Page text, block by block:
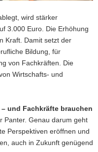
wird stärker
3.000 Euro. Die Erhöhung
Kraft. Damit setzt der
Bildung, für
von Fachkräften. Die
Wirtschafts- und
und Fachkräfte brauchen
Panter. Genau darum geht
Perspektiven eröffnen und
auch in Zukunft genügend